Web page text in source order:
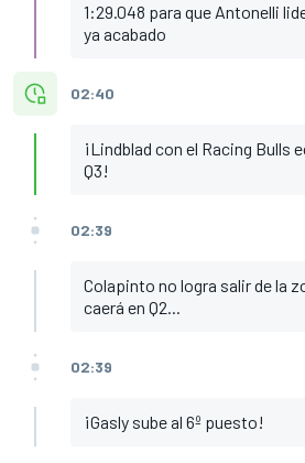
1:29.048 para que Antonelli
ya acabado
02:40
¡Lindblad con el Racing Bulls
Q3!
02:39
Colapinto no logra salir de la
caerá en Q2...
02:39
¡Gasly sube al 6º puesto!